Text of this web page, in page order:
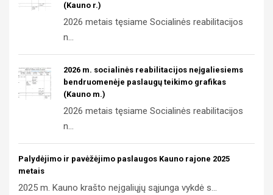
(Kauno r.)
2026 metais tęsiame Socialinės reabilitacijos
n...
2026 m. socialinės reabilitacijos neįgaliesiems
bendruomenėje paslaugų teikimo grafikas
(Kauno m.)
2026 metais tęsiame Socialinės reabilitacijos
n...
Palydėjimo ir pavėžėjimo paslaugos Kauno rajone 2025
metais
2025 m. Kauno krašto neįgaliųjų sąjunga vykdė s...